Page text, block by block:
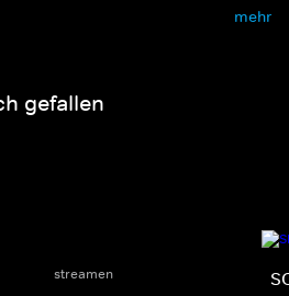
mehr
gefallen
streamen